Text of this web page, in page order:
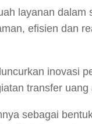
layanan
efisien dan
inovasi
transfer
sebagai